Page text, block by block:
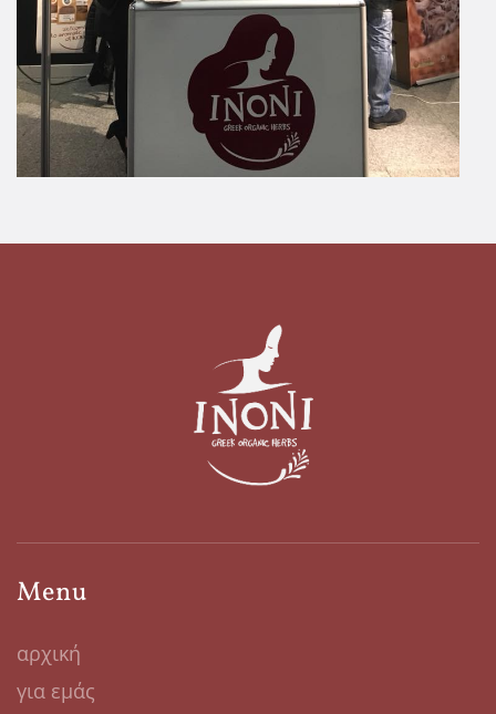
Menu
αρχική
για εμάς